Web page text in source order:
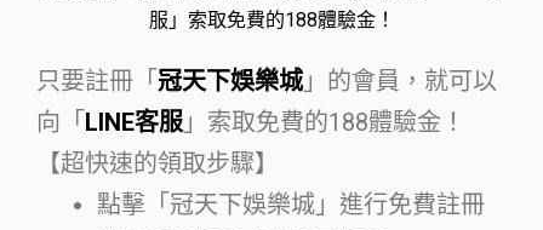
服」索取免費的188體驗金！
只要註冊「 冠天下娛樂城」的會員，就可以
向「 LINE客服 」索取免費的188體驗金！
【超快速的領取步驟】
點擊「冠天下娛樂城」進行免費註冊